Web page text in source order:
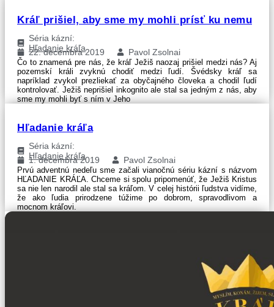
Kráľ prišiel, aby sme my mohli prísť ku nemu
Séria kázní:
Hľadanie kráľa
22. decembra 2019 Pavol Zsolnai
Čo to znamená pre nás, že kráľ Ježiš naozaj prišiel medzi nás? Aj
pozemskí králi zvyknú chodiť medzi ľudí. Švédsky kráľ sa
napríklad zvykol prezliekať za obyčajného človeka a chodil ľudí
kontrolovať. Ježiš neprišiel inkognito ale stal sa jedným z nás, aby
sme my mohli byť s ním v Jeho
Hľadanie kráľa
Séria kázní:
Hľadanie kráľa
1. decembra 2019 Pavol Zsolnai
Prvú adventnú nedeľu sme začali vianočnú sériu kázní s názvom
HĽADANIE KRÁĽA. Chceme si spolu pripomenúť, že Ježiš Kristus
sa nie len narodil ale stal sa kráľom. V celej histórii ľudstva vidíme,
že ako ľudia prirodzene túžime po dobrom, spravodlivom a
mocnom kráľovi.